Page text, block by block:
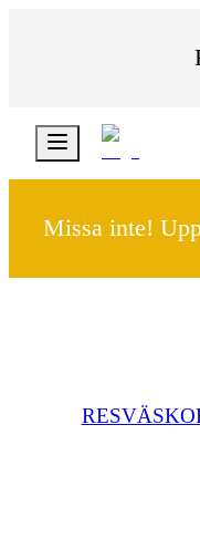
Missa inte!